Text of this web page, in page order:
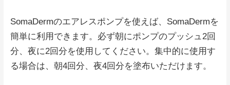
SomaDermのエアレスポンプを使えば、SomaDermを
簡単に利用できます。必ず朝にポンプのプッシュ2回
分、夜に2回分を使用してください。集中的に使用す
る場合は、朝4回分、夜4回分を塗布いただけます。